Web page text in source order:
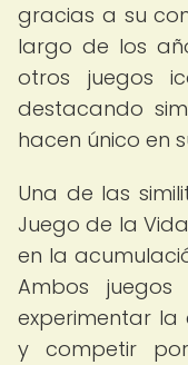
gracias a su
largo de los
otros juegos
destacando
hacen único en
Una de las
Juego de la
en la
Ambos
experimentar la
y competir